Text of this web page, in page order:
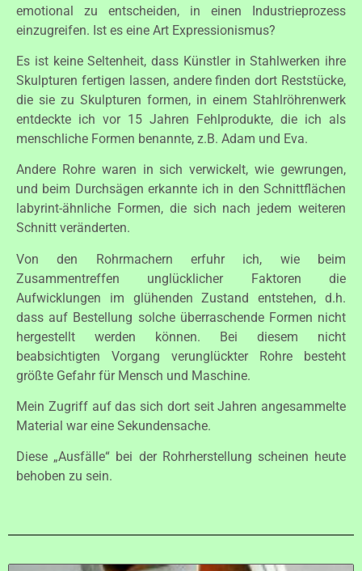
emotional zu entscheiden, in einen Industrieprozess
einzugreifen. Ist es eine Art Expressionismus?
Es ist keine Seltenheit, dass Künstler in Stahlwerken ihre
Skulpturen fertigen lassen, andere finden dort Reststücke,
die sie zu Skulpturen formen, in einem Stahlröhrenwerk
entdeckte ich vor 15 Jahren Fehlprodukte, die ich als
menschliche Formen benannte, z.B. Adam und Eva.
Andere Rohre waren in sich verwickelt, wie gewrungen,
und beim Durchsägen erkannte ich in den Schnittflächen
labyrint-ähnliche Formen, die sich nach jedem weiteren
Schnitt veränderten.
Von den Rohrmachern erfuhr ich, wie beim
Zusammentreffen unglücklicher Faktoren die
Aufwicklungen im glühenden Zustand entstehen, d.h.
dass auf Bestellung solche überraschende Formen nicht
hergestellt werden können. Bei diesem nicht
beabsichtigten Vorgang verunglückter Rohre besteht
größte Gefahr für Mensch und Maschine.
Mein Zugriff auf das sich dort seit Jahren angesammelte
Material war eine Sekundensache.
Diese „Ausfälle“ bei der Rohrherstellung scheinen heute
behoben zu sein.